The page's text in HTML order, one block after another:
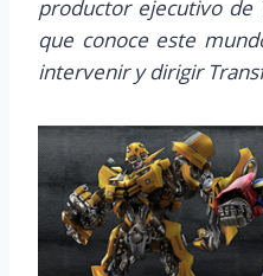
productor ejecutivo de
que conoce este
intervenir y dirigir